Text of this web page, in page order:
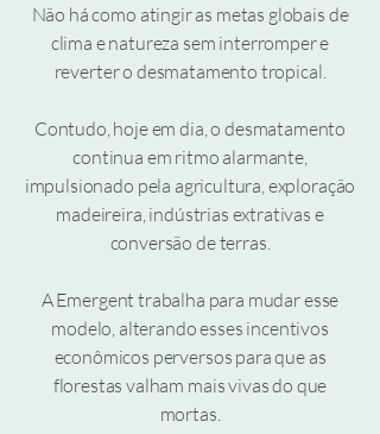
Não há como atingir as metas globais de
clima e natureza sem interromper e
reverter o desmatamento tropical.
Contudo, hoje em dia, o desmatamento
continua em ritmo alarmante,
impulsionado pela agricultura, exploração
madeireira, indústrias extrativas e
conversão de terras.
A Emergent trabalha para mudar esse
modelo, alterando esses incentivos
econômicos perversos para que as
florestas valham mais vivas do que
mortas.